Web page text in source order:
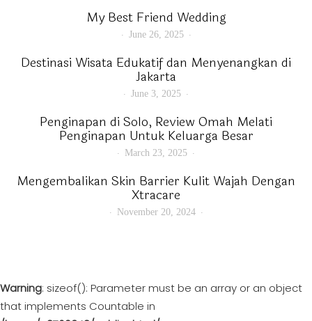
My Best Friend Wedding
June 26, 2025
Destinasi Wisata Edukatif dan Menyenangkan di
Jakarta
June 3, 2025
Penginapan di Solo, Review Omah Melati
Penginapan Untuk Keluarga Besar
March 23, 2025
Mengembalikan Skin Barrier Kulit Wajah Dengan
Xtracare
November 20, 2024
Warning: sizeof(): Parameter must be an array or an object
that implements Countable in